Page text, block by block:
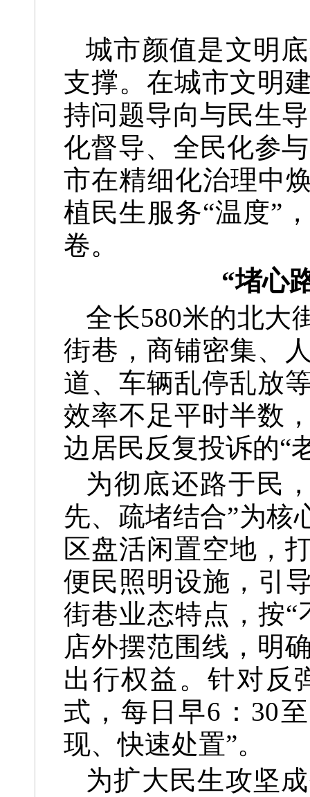
城市颜值是文明
支撑。在城市文明
持问题导向与民生
化督导、全民化参
市在精细化治理中
植民生服务“温度”
卷。
“堵心
全长580米的北大
街巷，商铺密集、
道、车辆乱停乱放
效率不足平时半数
边居民反复投诉的“
为彻底还路于民
先、疏堵结合”为核
区盘活闲置空地，
便民照明设施，引
街巷业态特点，按
店外摆范围线，明
出行权益。针对反
式，每日早6：30
现、快速处置”。
为扩大民生攻坚